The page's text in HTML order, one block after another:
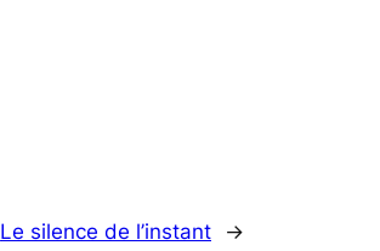
Le silence de l’instant →